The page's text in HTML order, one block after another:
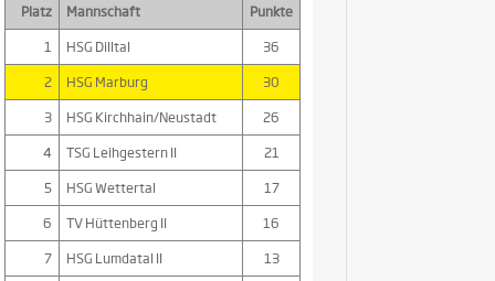
Platz Mannschaft
Punkte
1
HSG Dilltal
36
2
HSG Marburg
30
3
HSG Kirchhain/Neustadt
26
4
TSG Leihgestern II
21
5
HSG Wettertal
17
6
TV Hüttenberg II
16
7
HSG Lumdatal II
13